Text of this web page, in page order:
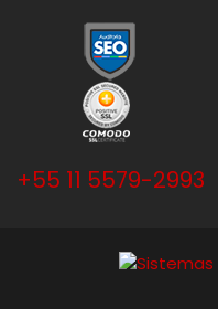
Rita Foelker
Tatiana
+55 11 5579-2993